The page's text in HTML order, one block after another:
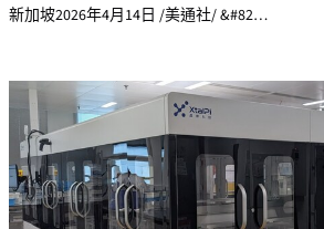
新加坡2026年4月14日 /美通社/ &#82…